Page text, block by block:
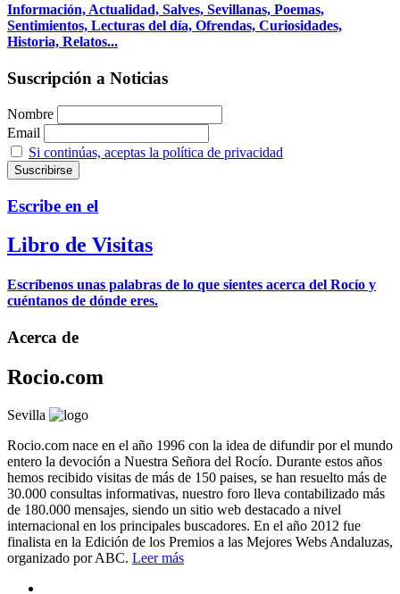
Información, Actualidad, Salves, Sevillanas, Poemas,
Sentimientos, Lecturas del día, Ofrendas, Curiosidades,
Historia, Relatos...
Suscripción a Noticias
Nombre
Email
Si continúas, aceptas la política de privacidad
Escribe en el
Libro de Visitas
Escríbenos unas palabras de lo que sientes acerca del Rocío y
cuéntanos de dónde eres.
Acerca de
Rocio.com
Sevilla
Rocio.com nace en el año 1996 con la idea de difundir por el mundo
entero la devoción a Nuestra Señora del Rocío. Durante estos años
hemos recibido visitas de más de 150 paises, se han resuelto más de
30.000 consultas informativas, nuestro foro lleva contabilizado más
de 180.000 mensajes, siendo un sitio web destacado a nivel
internacional en los principales buscadores. En el año 2012 fue
finalista en la Edición de los Premios a las Mejores Webs Andaluzas,
organizado por ABC. Leer más